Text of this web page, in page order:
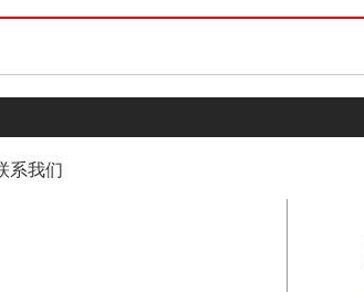
系我们